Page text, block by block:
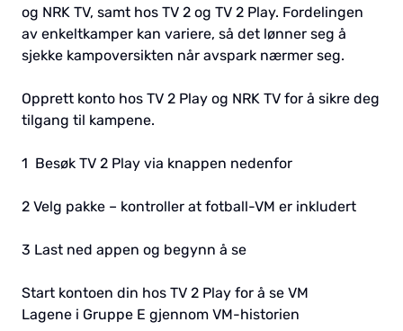
og NRK TV, samt hos TV 2 og TV 2 Play. Fordelingen
av enkeltkamper kan variere, så det lønner seg å
sjekke kampoversikten når avspark nærmer seg.
Opprett konto hos TV 2 Play og NRK TV for å sikre deg
tilgang til kampene.
1 Besøk TV 2 Play via knappen nedenfor
2 Velg pakke – kontroller at fotball-VM er inkludert
3 Last ned appen og begynn å se
Start kontoen din hos TV 2 Play for å se VM
Lagene i Gruppe E gjennom VM-historien